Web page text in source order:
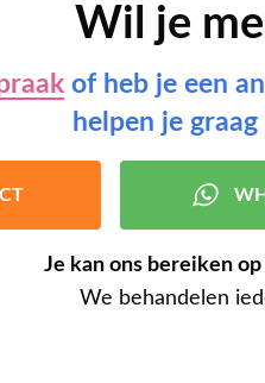
Wil je
of heb je een
helpen je
Je kan ons bereiken
We behandelen